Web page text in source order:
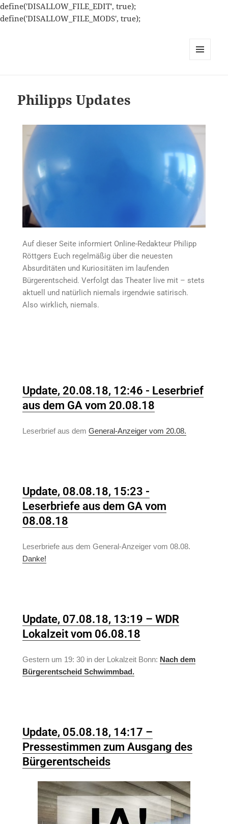
define('DISALLOW_FILE_EDIT', true);
define('DISALLOW_FILE_MODS', true);
Philipps Updates
Auf dieser Seite informiert Online-Redakteur Philipp
Röttgers Euch regelmäßig über die neuesten
Absurditäten und Kuriositäten im laufenden
Bürgerentscheid. Verfolgt das Theater live mit – stets
aktuell und natürlich niemals irgendwie satirisch.
Also wirklich, niemals.
Update, 20.08.18, 12:46 - Leserbrief
aus dem GA vom 20.08.18
Leserbrief aus demGeneral-Anzeiger vom 20.08.
Update, 08.08.18, 15:23 -
Leserbriefe aus dem GA vom
08.08.18
Leserbriefe aus dem General-Anzeiger vom 08.08.
Danke!
Update, 07.08.18, 13:19 – WDR
Lokalzeit vom 06.08.18
Gestern um 19: 30 in der Lokalzeit Bonn: Nach dem
Bürgerentscheid Schwimmbad.
Update, 05.08.18, 14:17 –
Pressestimmen zum Ausgang des
Bürgerentscheids